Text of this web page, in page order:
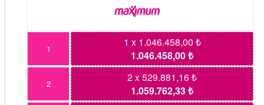
1
1 x 1.046.458,00 ₺
1.046.458,00 ₺
2
2 x 529.881,16 ₺
1.059.762,33 ₺